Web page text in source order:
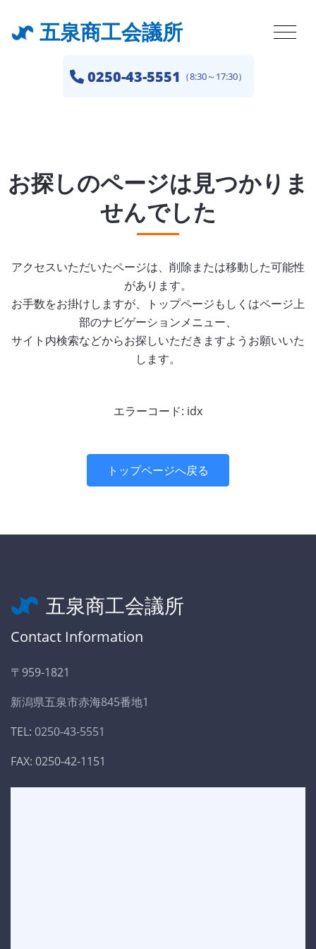
五泉商工会議所
0250-43-5551 （8:30～17:30）
お探しのページは見つかりま
せんでした
アクセスいただいたページは、削除または移動した可能性
があります。
お手数をお掛けしますが、トップページもしくはページ上
部のナビゲーションメニュー、
サイト内検索などからお探しいただきますようお願いいた
します。
エラーコード: idx
トップページへ戻る
五泉商工会議所
Contact Information
〒959-1821
新潟県五泉市赤海845番地1
TEL: 0250-43-5551
FAX: 0250-42-1151